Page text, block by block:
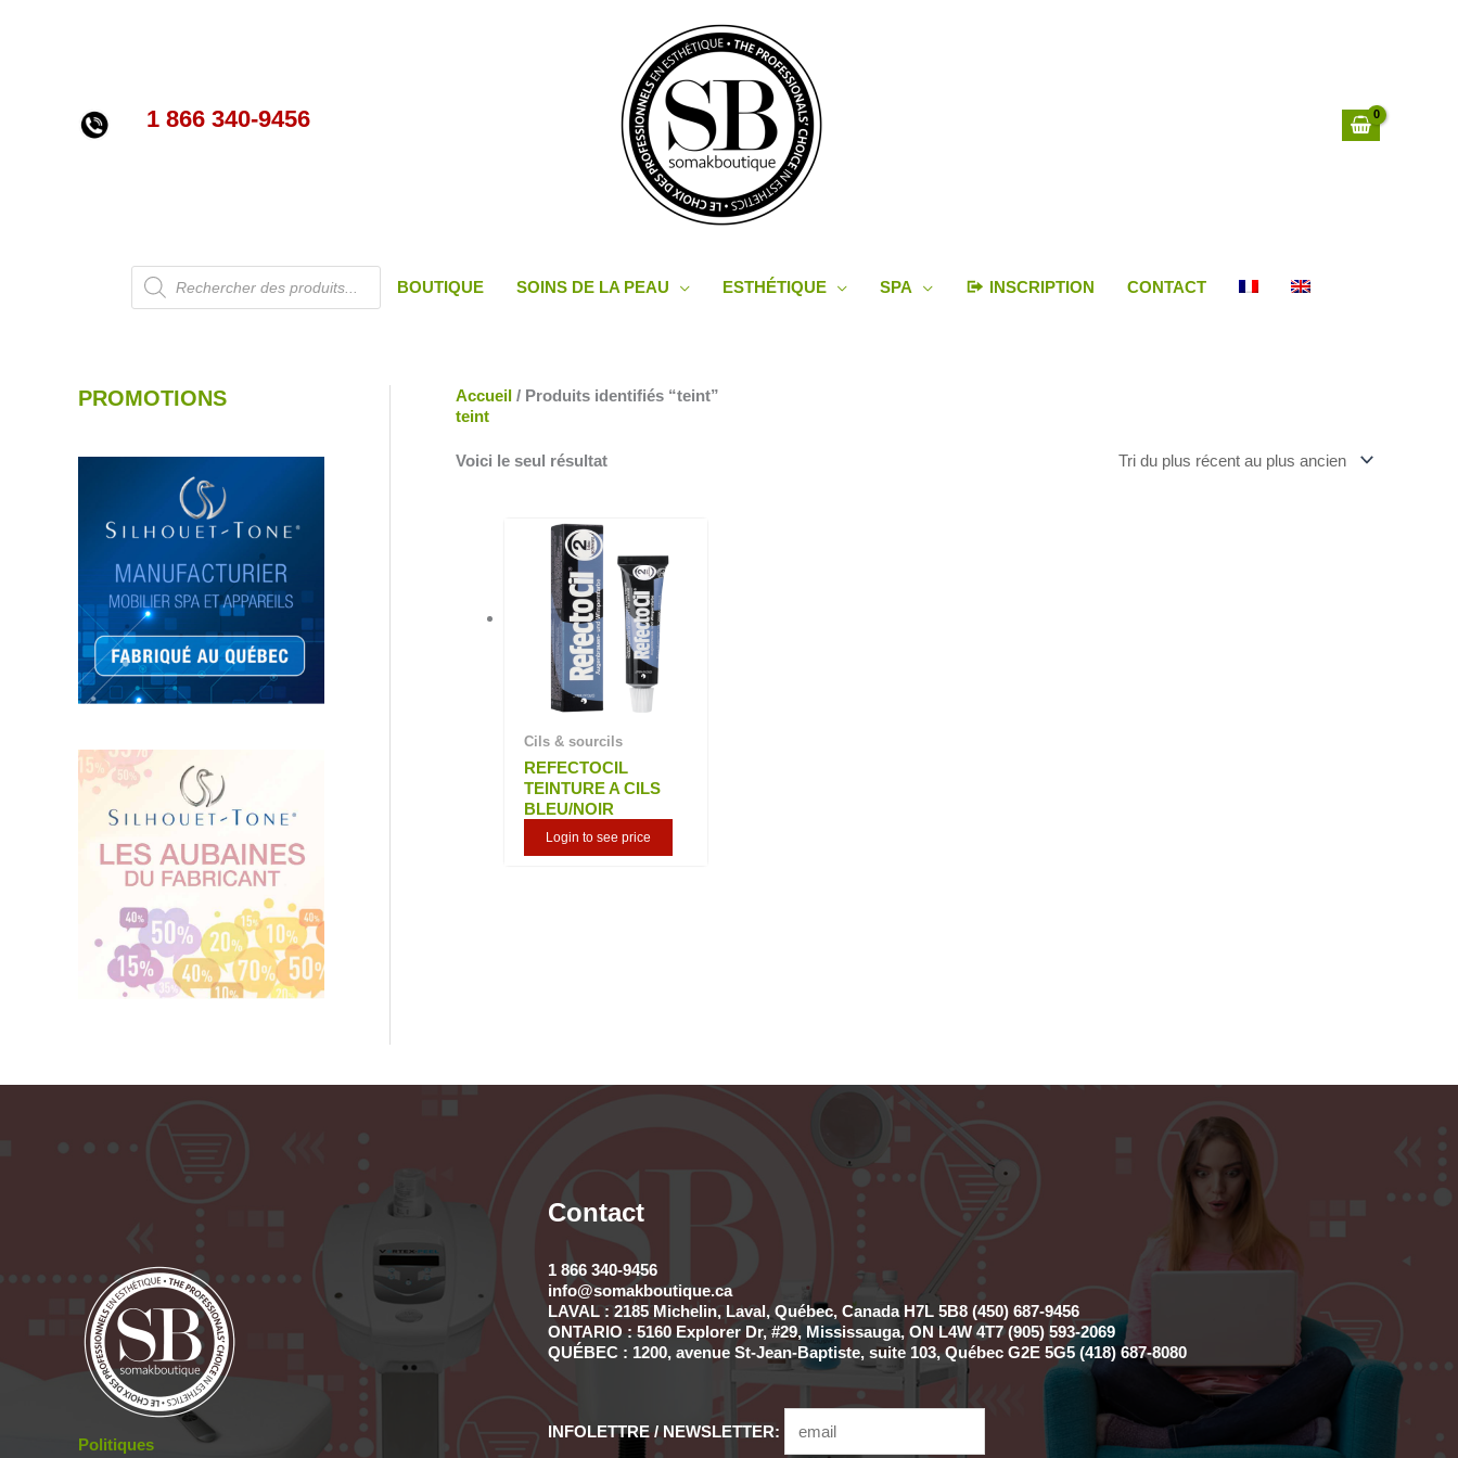
1 866 340-9456
Recherche
de
produits
BOUTIQUE SOINS DE LA PEAU ESTHÉTIQUE SPA INSCRIPTION CONTACT
PROMOTIONS Accueil / Produits identifiés “teint”
teint
Voici le seul résultat
Cils & sourcils
REFECTOCIL
TEINTURE A CILS
BLEU/NOIR
Login to see price
Politiques
Contact
1 866 340-9456
info@somakboutique.ca
LAVAL : 2185 Michelin, Laval, Québec, Canada H7L 5B8 (450) 687-9456
ONTARIO : 5160 Explorer Dr, #29, Mississauga, ON L4W 4T7 (905) 593-2069
QUÉBEC : 1200, avenue St-Jean-Baptiste, suite 103, Québec G2E 5G5 (418) 687-8080
INFOLETTRE / NEWSLETTER: